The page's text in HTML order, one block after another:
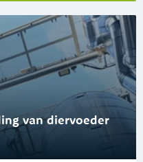
van diervoeder